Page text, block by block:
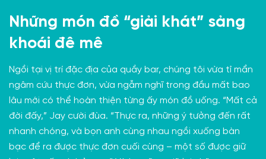
Những món đồ “giải khát” sảng
khoái đê mê
Ngồi tại vị trí đặc địa của quầy bar, chúng tôi vừa tỉ mẩn
ngâm cứu thực đơn, vừa ngẫm nghĩ trong đầu mất bao
lâu mới có thể hoàn thiện từng ấy món đồ uống. “Mất cả
đời đấy,” Jay cười đùa. “Thực ra, những ý tưởng đến rất
nhanh chóng, và bọn anh cùng nhau ngồi xuống bàn
bạc để ra được thực đơn cuối cùng – một số được giữ